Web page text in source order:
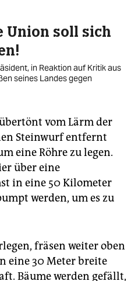
Union soll sich
in Reaktion auf Kritik aus
seines Landes gegen
vom Lärm der
Steinwurf entfernt
eine Röhre zu legen.
über eine
in eine 50 Kilometer
werden, um es zu
fräsen weiter oben
eine 30 Meter breite
Bäume werden gefällt,